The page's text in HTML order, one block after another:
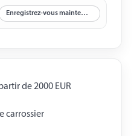
Enregistrez-vous maintenant
de 2000 EUR
carrossier